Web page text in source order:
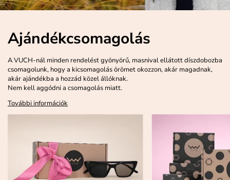
Ajándékcsomagolás
A VUCH-nál minden rendelést gyönyörű, masnival ellátott díszdobozba
csomagolunk, hogy a kicsomagolás örömet okozzon, akár magadnak,
akár ajándékba a hozzád közel állóknak.
Nem kell aggódni a csomagolás miatt.
További információk